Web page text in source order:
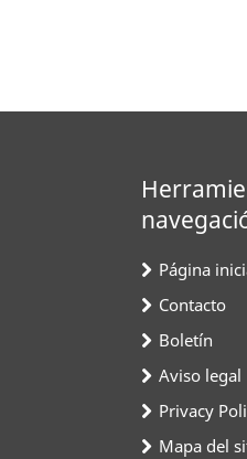
Página
Contacto
Boletín
Aviso legal
Privacy
Mapa del